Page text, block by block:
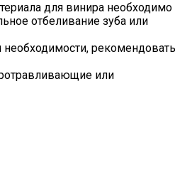
для винира необходимо
отбеливание зуба или
рекомендовать
или